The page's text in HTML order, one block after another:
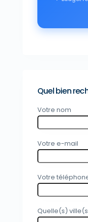
Quel bien
Votre nom
Votre e-mail
Votre
Quelle(s)